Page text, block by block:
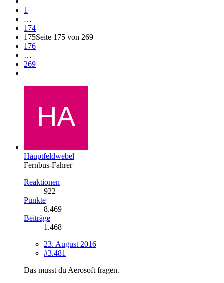
1
…
174
175Seite 175 von 269
176
…
269
Hauptfeldwebel
Fernbus-Fahrer
Reaktionen
922
Punkte
8.469
Beiträge
1.468
23. August 2016
#3.481
Das musst du Aerosoft fragen.